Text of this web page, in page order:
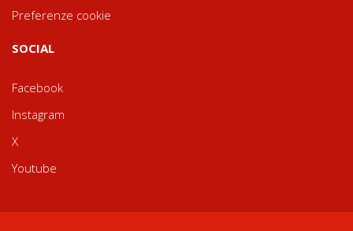
Preferenze cookie
SOCIAL
Facebook
Instagram
X
Youtube